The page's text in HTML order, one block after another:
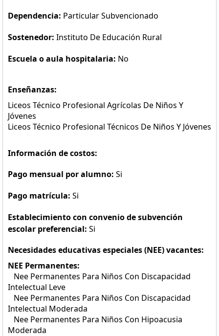
Dependencia: Particular Subvencionado
Sostenedor: Instituto De Educación Rural
Escuela o aula hospitalaria: No
Enseñanzas:
Liceos Técnico Profesional Agrícolas De Niños Y
Jóvenes
Liceos Técnico Profesional Técnicos De Niños Y Jóvenes
Información de costos:
Pago mensual por alumno: Si
Pago matrícula: Si
Establecimiento con convenio de subvención
escolar preferencial: Si
Necesidades educativas especiales (NEE) vacantes:
NEE Permanentes:
Nee Permanentes Para Niños Con Discapacidad
Intelectual Leve
Nee Permanentes Para Niños Con Discapacidad
Intelectual Moderada
Nee Permanentes Para Niños Con Hipoacusia
Moderada